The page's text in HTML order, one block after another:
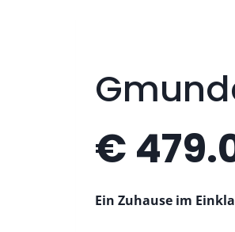
€
Ein Zuhause im